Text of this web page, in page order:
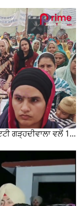
ਬਾਬਾ ਦੀਪ ਸਿੰਘ ਸੇਵਾ ਦਲ ਐਡ ਵੈਲਫੇਅਰ ਸੋਸਾਇਟੀ ਗੜ੍ਹਦੀਵਾਲਾ ਵਲੋਂ 100 ਵਾਂ ਮਹੀਨਾਵਾਰ ਰਾਸ਼ਨ ਵੰਡ ਸਮਾਰੋਹ ਕਰਵਾਇਆ